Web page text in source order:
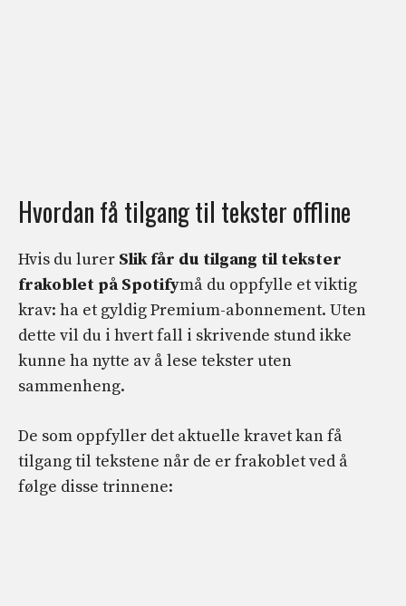
Hvordan få tilgang til tekster offline
Hvis du lurer Slik får du tilgang til tekster
frakoblet på Spotifymå du oppfylle et viktig
krav: ha et gyldig Premium-abonnement. Uten
dette vil du i hvert fall i skrivende stund ikke
kunne ha nytte av å lese tekster uten
sammenheng.
De som oppfyller det aktuelle kravet kan få
tilgang til tekstene når de er frakoblet ved å
følge disse trinnene: